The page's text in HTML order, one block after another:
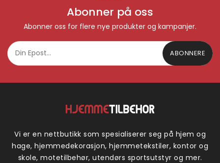
Abonner på oss
Abonner oss for flere nye produkter og kampanjer.
ABONNERE
Vi er en nettbutikk som spesialiserer seg på hjem og
hage, hjemmedekorasjon, hjemmetekstiler, kontor og
skole, motetilbehør, utendørs sportsutstyr og mer.